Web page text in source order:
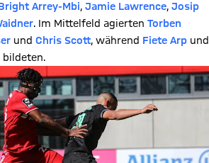
Arrey-Mbi, Jamie Lawrence, Josip
. Im Mittelfeld agierten Torben
und Chris Scott, während Fiete Arp und
bildeten.